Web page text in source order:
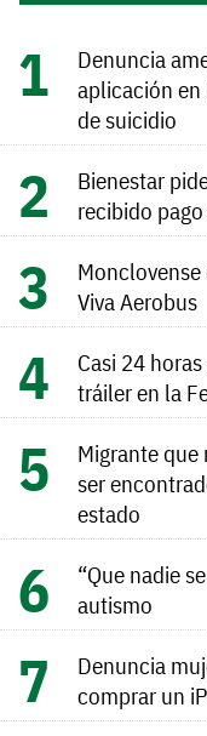
Denuncia
aplicación
de suicidio
Bienestar
recibido
Viva Aerobus
Casi 24
tráiler en la
Migrante que
ser
estado
“Que nadie
autismo
Denuncia
comprar un